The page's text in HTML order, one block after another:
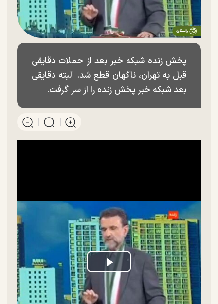
پخش زنده شبکه خبر بعد از حملات دقایقی
قبل به تهران، ناگهان قطع شد. البته دقایقی
بعد شبکه خبر پخش زنده را از سر گرفت.
Play
Video